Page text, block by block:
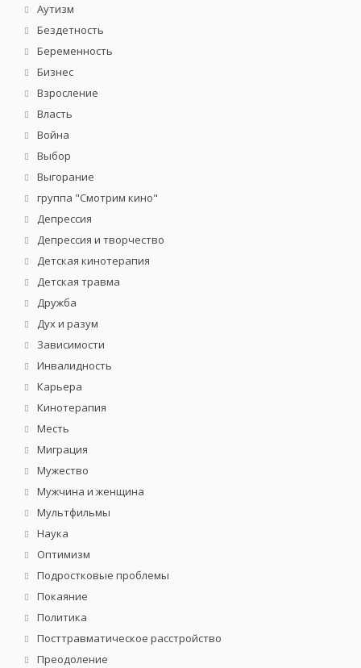
Аутизм
Бездетность
Беременность
Бизнес
Взросление
Власть
Война
Выбор
Выгорание
группа "Смотрим кино"
Депрессия
Депрессия и творчество
Детская кинотерапия
Детская травма
Дружба
Дух и разум
Зависимости
Инвалидность
Карьера
Кинотерапия
Месть
Миграция
Мужество
Мужчина и женщина
Мультфильмы
Наука
Оптимизм
Подростковые проблемы
Покаяние
Политика
Посттравматическое расстройство
Преодоление